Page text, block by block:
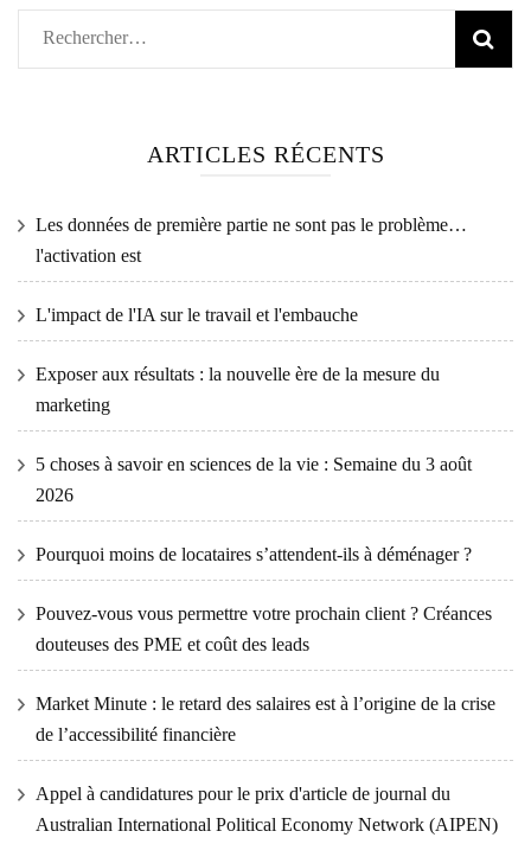
Rechercher :
ARTICLES RÉCENTS
Les données de première partie ne sont pas le problème…
l'activation est
L'impact de l'IA sur le travail et l'embauche
Exposer aux résultats : la nouvelle ère de la mesure du
marketing
5 choses à savoir en sciences de la vie : Semaine du 3 août
2026
Pourquoi moins de locataires s’attendent-ils à déménager ?
Pouvez-vous vous permettre votre prochain client ? Créances
douteuses des PME et coût des leads
Market Minute : le retard des salaires est à l’origine de la crise
de l’accessibilité financière
Appel à candidatures pour le prix d'article de journal du
Australian International Political Economy Network (AIPEN)